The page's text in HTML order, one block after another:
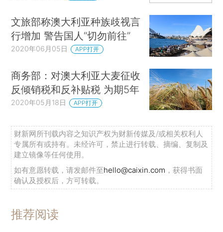
文旅部称澳大利亚种族歧视言
行增加 警告国人“切勿前往”
2020年06月05日 APP打开
商务部：对澳大利亚大麦征收
反倾销税和反补贴税 为期5年
2020年05月18日 APP打开
财新网所刊载内容之知识产权为财新传媒及/或相关权利人
专属所有或持有。未经许可，禁止进行转载、摘编、复制及
建立镜像等任何使用。
如有意愿转载，请发邮件至hello@caixin.com ，获得书面
确认及授权后，方可转载。
推荐阅读